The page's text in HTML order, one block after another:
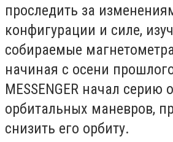
проследить за
конфигурации и силе,
собираемые
начиная с осени
MESSENGER начал серию
орбитальных маневров,
снизить его орбиту.